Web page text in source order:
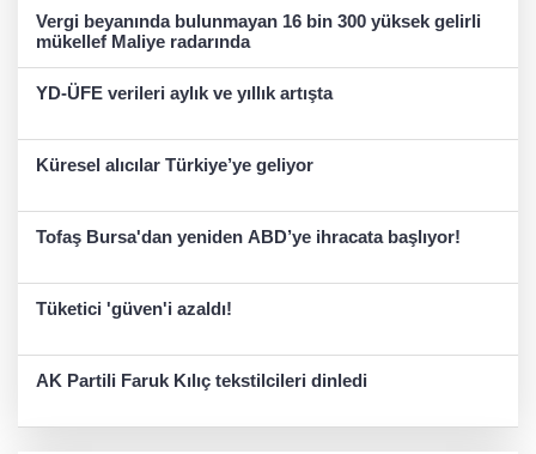
Vergi beyanında bulunmayan 16 bin 300 yüksek gelirli
mükellef Maliye radarında
YD-ÜFE verileri aylık ve yıllık artışta
Küresel alıcılar Türkiye’ye geliyor
Tofaş Bursa'dan yeniden ABD’ye ihracata başlıyor!
Tüketici 'güven'i azaldı!
AK Partili Faruk Kılıç tekstilcileri dinledi